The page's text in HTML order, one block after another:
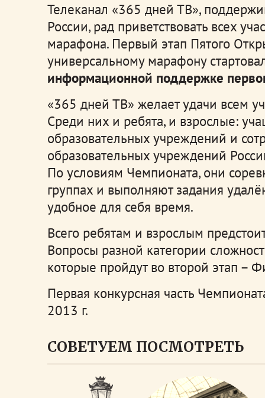
Телеканал «365 дней ТВ»,
России, рад приветствовать всех
марафона. Первый этап Пятого
универсальному марафону
информационной поддержке
«365 дней ТВ» желает удачи всем
Среди них и ребята, и взрослые:
образовательных учреждений и
образовательных учреждений
По условиям Чемпионата, они
группах и выполняют задания
удобное для себя время.
Всего ребятам и взрослым
Вопросы разной категории
которые пройдут во второй этап –
Первая конкурсная часть
2013 г.
СОВЕТУЕМ ПОСМОТРЕТЬ